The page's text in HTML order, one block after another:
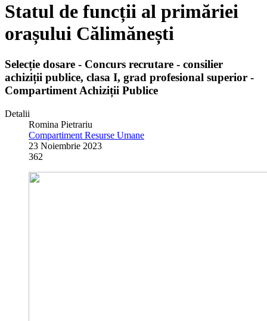
Statul de funcții al primăriei
orașului Călimănești
Selecție dosare - Concurs recrutare - consilier
achiziții publice, clasa I, grad profesional superior -
Compartiment Achiziții Publice
Detalii
Romina Pietrariu
Compartiment Resurse Umane
23 Noiembrie 2023
362